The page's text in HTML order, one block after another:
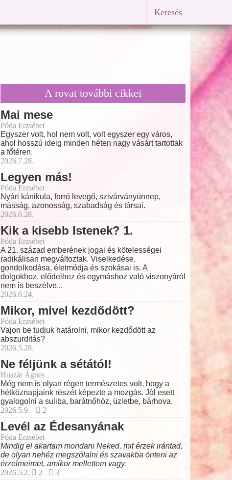
Keresés
A rovat további cikkei
Mai mese
Póda Erzsébet
Egyszer volt, hol nem volt, volt egyszer egy város,
ahol hosszú ideig minden héten nagy vásárt tartottak
a főtéren.
2026.7.28.
Legyen más!
Póda Erzsébet
Nyári kánikula, forró levegő, szivárványünnep,
másság, azonosság, szabadság és társai.
2026.6.28.
Kik a kisebb Istenek? 1.
Póda Erzsébet
A 21. század emberének jogai és kötelességei
radikálisan megváltoztak. Viselkedése,
gondolkodása, életmódja és szokásai is. A
dolgokhoz, elődeihez és egymáshoz való viszonyáról
nem is beszélve...
2026.6.24.
Mikor, mivel kezdődött?
Póda Erzsébet
Vajon be tudjuk határolni, mikor kezdődött az
abszurditás?
2026.5.28.
Ne féljünk a sétától!
Huszár Ágnes
Még nem is olyan régen természetes volt, hogy a
hétköznapjaink részét képezte a mozgás. Jól esett
gyalogolni a suliba, barátnőhöz, üzletbe, bárhova.
2026.5.9.
2
Levél az Édesanyának
Póda Erzsébet
Mindig el akartam mondani Neked, mit érzek irántad,
de olyan nehéz megszólalni és szavakba önteni az
érzelmeimet, amikor mellettem vagy.
2026.5.2.
2 3